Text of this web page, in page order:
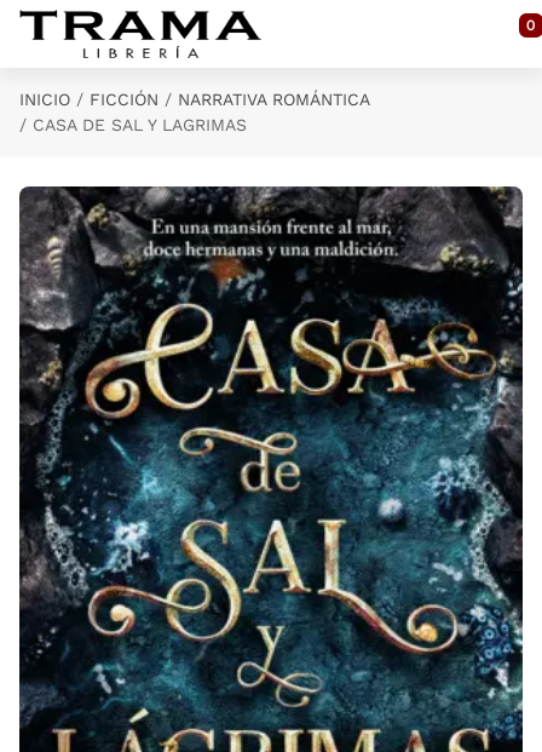
Saltar al contenido principal
0
INICIO FICCIÓN
NARRATIVA ROMÁNTICA
CASA DE SAL Y LAGRIMAS